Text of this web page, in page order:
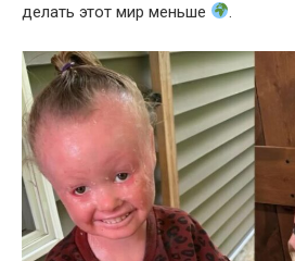
делать этот мир меньше
.